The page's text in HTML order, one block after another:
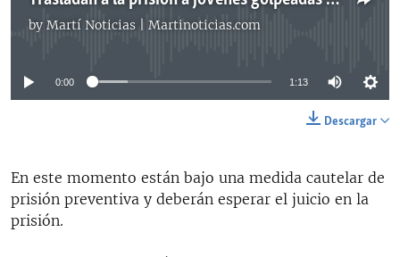
by Martí Noticias | Martinoticias.com
No media source currently available
0:00 1:13
Descargar
En este momento están bajo una medida cautelar de
prisión preventiva y ​deberán esperar el juicio en la
prisión.